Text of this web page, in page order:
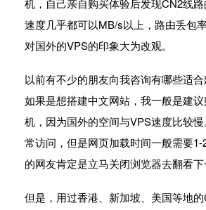
机，自己亲自购买体验后发现CN2线
速度几乎都可以MB/s以上，路由丢包
对国外的VPS的印象大为改观。
以前有不少的朋友向我咨询有哪些适
如果是想搭建中文网站，我一般是建
机，因为国外的空间与VPS速度比较
常访问，但是网页加载时间一般需要1-
的网友肯定是立马关闭浏览器去翻看下
但是，用过香港、新加坡、美国等地